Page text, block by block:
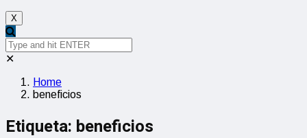
X
✕
Home
beneficios
Etiqueta: beneficios